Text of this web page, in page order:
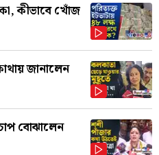
কীভাবে খোঁজ
জানালেন
বোঝালেন